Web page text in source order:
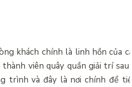
khách chính là linh hồn của
viên quây quần giải trí sau
trình và đây là nơi chính để